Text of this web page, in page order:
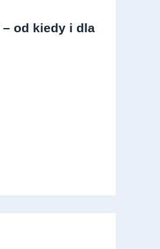
– od kiedy i dla